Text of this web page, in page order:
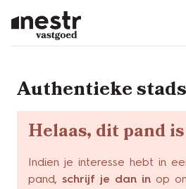
Authentieke
Helaas, dit pand
Indien je interesse hebt in
pand, schrijf je dan in op